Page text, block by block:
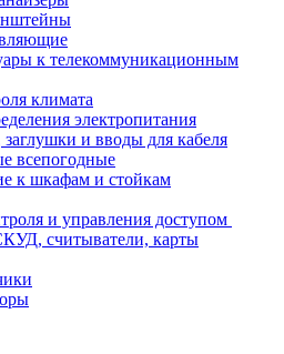
к телекоммуникационным
климата
электропитания
и вводы для кабеля
всепогодные
к шкафам и стойкам
и управления доступом
считыватели, карты